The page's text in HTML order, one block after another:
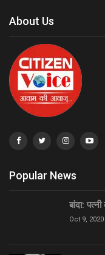
About Us
Popular News
बांदा:
Oct 9, 2020